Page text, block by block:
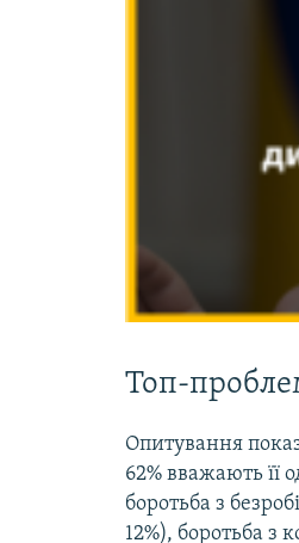
Топ-
Опитування
62% вважають її
боротьба з
12%), боротьба з